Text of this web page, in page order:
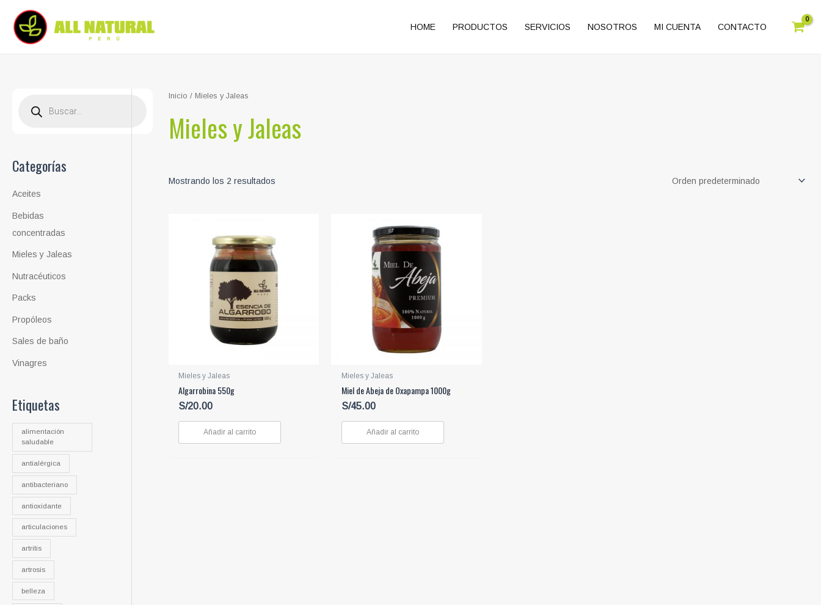
contenido
HOME PRODUCTOS SERVICIOS NOSOTROS MI CUENTA CONTACTO
d
r
u
t
s
Categorías
Aceites
Bebidas
concentradas
Mieles y Jaleas
Nutracéuticos
Packs
Propóleos
Sales de baño
Vinagres
Etiquetas
alimentación
saludable
antialérgica
antibacteriano
antioxidante
articulaciones
artritis
artrosis
belleza
Inicio / Mieles y Jaleas
Mieles y Jaleas
Mostrando los 2 resultados
Mieles y Jaleas
Algarrobina 550g
S/20.00
Añadir al carrito
Mieles y Jaleas
Miel de Abeja de Oxapampa 1000g
S/45.00
Añadir al carrito